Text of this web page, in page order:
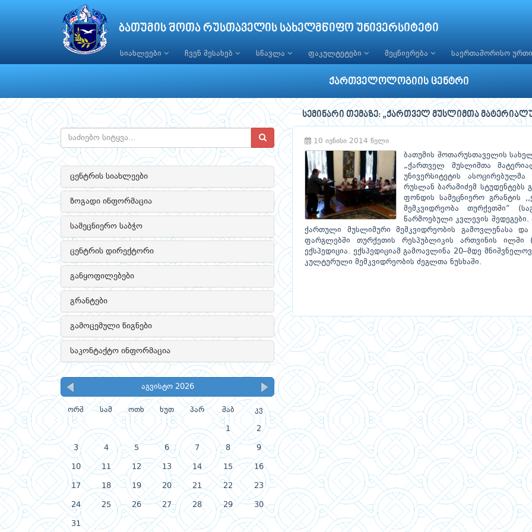
ბათუმის შოთა რუსთაველის სახელმწიფო უნივერსიტეტი
სიახლეები ჩვენ შესახებ სწავლა ფაკულტეტები მეცნიერება საერთაშორისო
ქართველოლოგიის ცენტრი
ცენტრის სიახლეები
ზოგადი ინფორმაცია
სამეცნიერო საბჭო
ცენტრის დირექტორი
განყოფილებები
გრანტები
გამოცემული წიგნები
საკონტაქტო ინფორმაცია
აგვისტო 2026
ორშ სამ ოთხ ხუთ პარ შაბ კვ
1 2
3 4 5 6 7 8 9
10 11 12 13 14 15 16
17 18 19 20 21 22 23
24 25 26 27 28 29 30
31
სემინარი თემაზე: „ქართველ მუსლიმთა
10 ივნისი 2014 წელი
ბათუმის შოთარუსთაველის
„ქართველ მუსლიმთა
უნივერსიტეტის
რუსლან ბარამიძემ სტუდენტებს
ფონდის სამეცნიერო გრანტის
მემკვიდრეობა თურქეთში“
წარმოებული კვლევის შედეგები.
ქართული მუსლიმური მემკვიდრეობის გამოვლენასა
ფარგლებში თურქეთის რესპუბლიკის ართვინის
ექსპედიცია. ექსპედიციამ გამოავლინა 20–მდე
კულტურული მემკვიდრეობის ძეგლთა ნუსხაში.